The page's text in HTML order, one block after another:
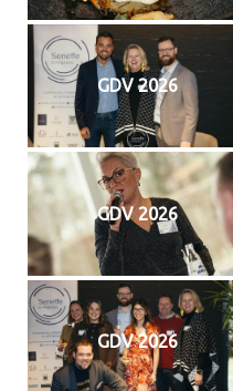
GDV 2026
GDV 2026
GDV 2026